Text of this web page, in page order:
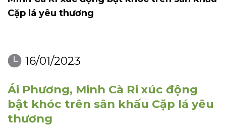
Cặp lá yêu thương
16/01/2023
Ái Phương, Minh Cà Ri xúc động
bật khóc trên sân khấu Cặp lá yêu
thương